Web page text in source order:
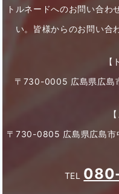
トルネードへのお問い合わ
い。 皆様からのお問い合
【
〒730-0005 広島県広島
〒730-0805 広島県広島市
TEL